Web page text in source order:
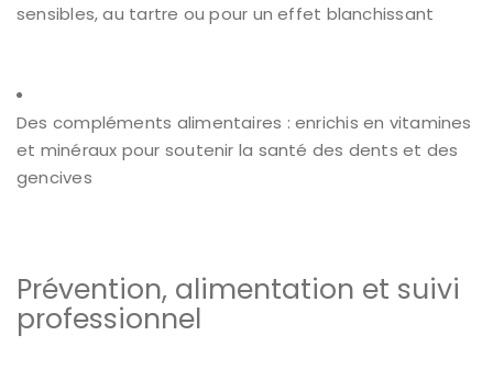
sensibles, au tartre ou pour un effet blanchissant
Des compléments alimentaires : enrichis en vitamines
et minéraux pour soutenir la santé des dents et des
gencives
Prévention, alimentation et suivi
professionnel